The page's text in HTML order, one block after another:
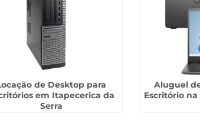
de Desktop para
em Itapecerica da
Serra
Aluguel
Escritório